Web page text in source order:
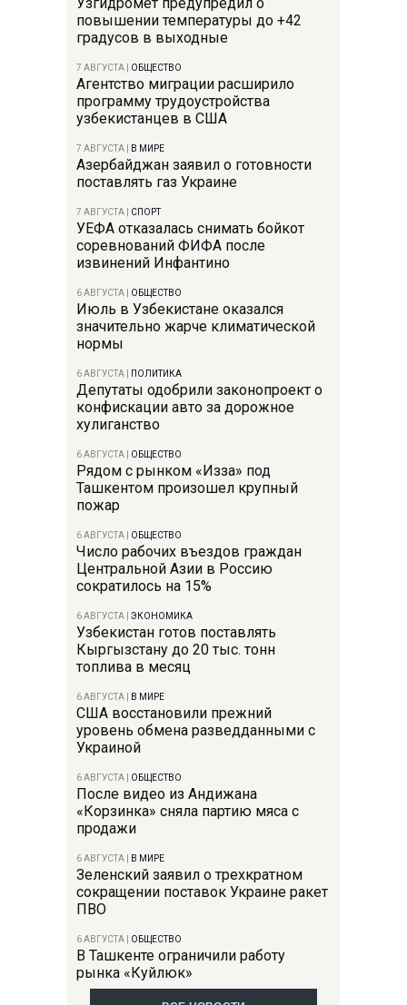
повышении температуры до +42
градусов в выходные
7 АВГУСТА ОБЩЕСТВО
Агентство миграции расширило
программу трудоустройства
узбекистанцев в США
7 АВГУСТА В МИРЕ
Азербайджан заявил о готовности
поставлять газ Украине
7 АВГУСТА СПОРТ
УЕФА отказалась снимать бойкот
соревнований ФИФА после
извинений Инфантино
6 АВГУСТА ОБЩЕСТВО
Июль в Узбекистане оказался
значительно жарче климатической
нормы
6 АВГУСТА ПОЛИТИКА
Депутаты одобрили законопроект о
конфискации авто за дорожное
хулиганство
6 АВГУСТА ОБЩЕСТВО
Рядом с рынком «Изза» под
Ташкентом произошел крупный
пожар
6 АВГУСТА ОБЩЕСТВО
Число рабочих въездов граждан
Центральной Азии в Россию
сократилось на 15%
6 АВГУСТА ЭКОНОМИКА
Узбекистан готов поставлять
Кыргызстану до 20 тыс. тонн
топлива в месяц
6 АВГУСТА В МИРЕ
США восстановили прежний
уровень обмена разведданными с
Украиной
6 АВГУСТА ОБЩЕСТВО
После видео из Андижана
«Корзинка» сняла партию мяса с
продажи
6 АВГУСТА В МИРЕ
Зеленский заявил о трехкратном
сокращении поставок Украине ракет
ПВО
6 АВГУСТА ОБЩЕСТВО
В Ташкенте ограничили работу
рынка «Куйлюк»